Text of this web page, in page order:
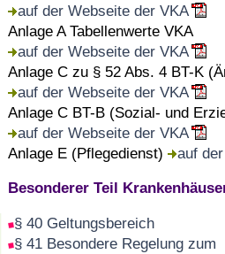
auf der Webseite der VKA
Anlage A Tabellenwerte VKA
auf der Webseite der VKA
Anlage C zu § 52 Abs. 4 BT-K
auf der Webseite der VKA
Anlage C BT-B (Sozial- und
auf der Webseite der VKA
Anlage E (Pflegedienst)
auf
Besonderer Teil
§ 40 Geltungsbereich
§ 41 Besondere Regelung zum